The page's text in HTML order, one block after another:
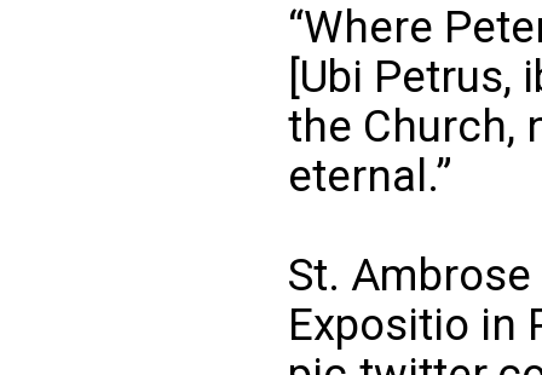
“Where
[Ubi Petrus,
the Church,
eternal.”
St.
Expositio in